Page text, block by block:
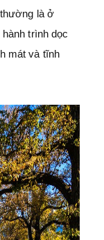
là ở
trình dọc
mát và tĩnh